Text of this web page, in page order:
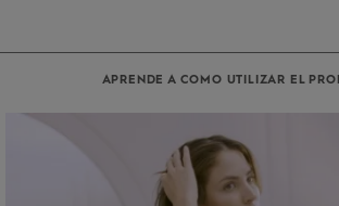
APRENDE A COMO UTILIZAR EL